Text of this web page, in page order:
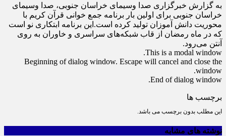
به گزارش خبرگزاری صدا وسیمای خراسان جنوبی، صدا وسیمای
خراسان جنوبی برای اولین بار برنامه جمع خوانی قرآن کریم با
محوریت دانش آموزان تولید کرده است.این برنامه ابتکاری نو است
که در ماه رمضان از قاب شبکه‌های سراسری و خاوران به روی
آنتن می‌رود.
This is a modal window.
Beginning of dialog window. Escape will cancel and close the
window.
End of dialog window.
برچسب ها
این مطلب بدون برچسب می باشد.
نوشته های مشابه